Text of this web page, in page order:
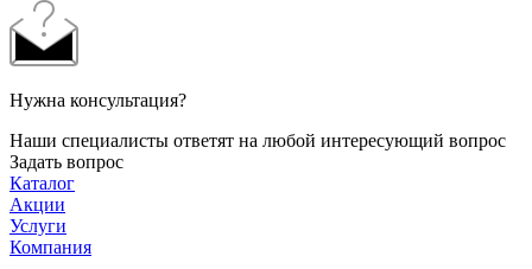
Нужна консультация?
Наши специалисты ответят на любой интересующий вопрос
Задать вопрос
Каталог
Акции
Услуги
Компания